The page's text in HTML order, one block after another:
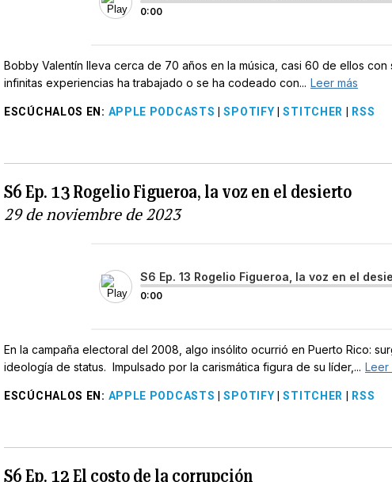
0:00
Bobby Valentín lleva cerca de 70 años en la música, casi 60 de ellos
infinitas experiencias ha trabajado o se ha codeado con... Leer más
ESCÚCHALOS EN : APPLE PODCASTS |SPOTIFY |STITCHER RSS
S6 Ep. 13 Rogelio Figueroa, la voz en el desierto
29 de noviembre de 2023
S6 Ep. 13 Rogelio Figueroa, la voz en el
0:00
En la campaña electoral del 2008, algo insólito ocurrió en Puerto Rico:
ideología de status. Impulsado por la carismática figura de su líder,... Leer
ESCÚCHALOS EN : APPLE PODCASTS |SPOTIFY |STITCHER RSS
S6 Ep. 12 El costo de la corrupción